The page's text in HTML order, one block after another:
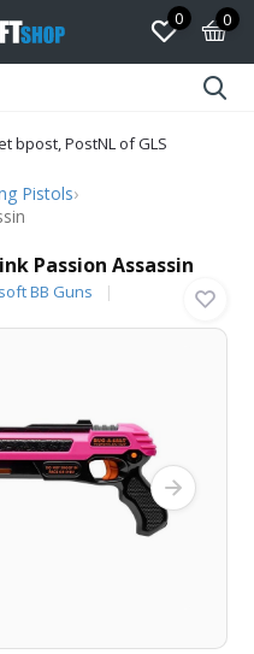
0 0
bpost, PostNL of GLS
Pistols›
Passion Assassin
BB Guns